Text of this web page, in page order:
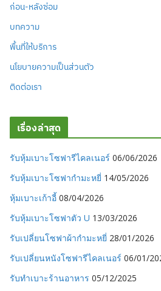
ก่อน-หลังซ่อม
บทความ
พื้นที่ให้บริการ
นโยบายความเป็นส่วนตัว
ติดต่อเรา
เรื่องล่าสุด
รับหุ้มเบาะโซฟารีไคลเนอร์ 06/06/2026
รับหุ้มเบาะโซฟากำมะหยี่ 14/05/2026
หุ้มเบาะเก้าอี้ 08/04/2026
รับหุ้มเบาะโซฟาตัว U 13/03/2026
รับเปลี่ยนโซฟาผ้ากำมะหยี่ 28/01/2026
รับเปลี่ยนหนังโซฟารีไคลเนอร์ 06/01/
รับทำเบาะร้านอาหาร 05/12/2025